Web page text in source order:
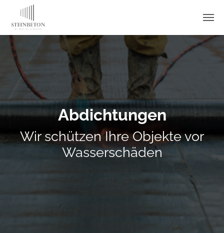
Skip to main content
Abdichtungen
Wir schützen Ihre Objekte vor
Wasserschäden